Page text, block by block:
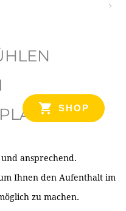
SHOP
ansprechend.
Ihnen den Aufenthalt im
zu machen.